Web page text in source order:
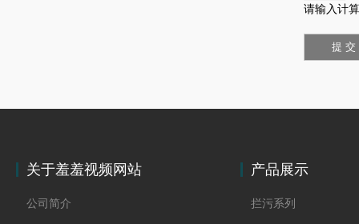
请输入计
关于羞羞视频网站
公司简介
产品展示
拦污系列